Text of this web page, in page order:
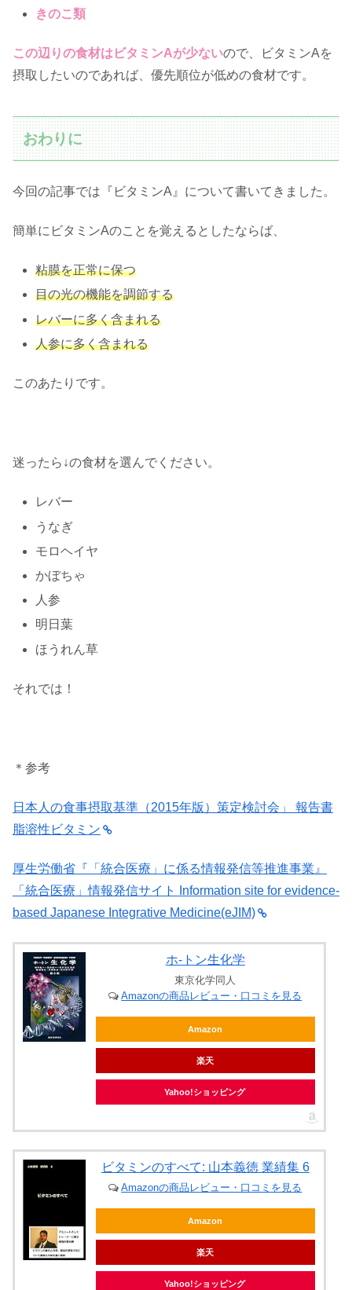
きのこ類
この辺りの食材はビタミンAが少ないので、ビタミンAを
摂取したいのであれば、優先順位が低めの食材です。
おわりに
今回の記事では『ビタミンA』について書いてきました。
簡単にビタミンAのことを覚えるとしたならば、
粘膜を正常に保つ
目の光の機能を調節する
レバーに多く含まれる
人参に多く含まれる
このあたりです。
迷ったら↓の食材を選んでください。
レバー
うなぎ
モロヘイヤ
かぼちゃ
人参
明日葉
ほうれん草
それでは！
＊参考
日本人の食事摂取基準（2015年版）策定検討会」 報告書
脂溶性ビタミン
厚生労働省『「統合医療」に係る情報発信等推進事業』
「統合医療」情報発信サイト Information site for evidence-
based Japanese Integrative Medicine(eJIM)
ホ-トン生化学
東京化学同人
Amazonの商品レビュー・口コミを見る
Amazon
楽天
Yahoo!ショッピング
ビタミンのすべて: 山本義徳 業績集 6
Amazonの商品レビュー・口コミを見る
Amazon
楽天
Yahoo!ショッピング